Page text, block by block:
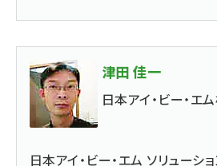
津田 佳一
日本アイ・ビー・エ
日本アイ・ビー・エム ソリューシ